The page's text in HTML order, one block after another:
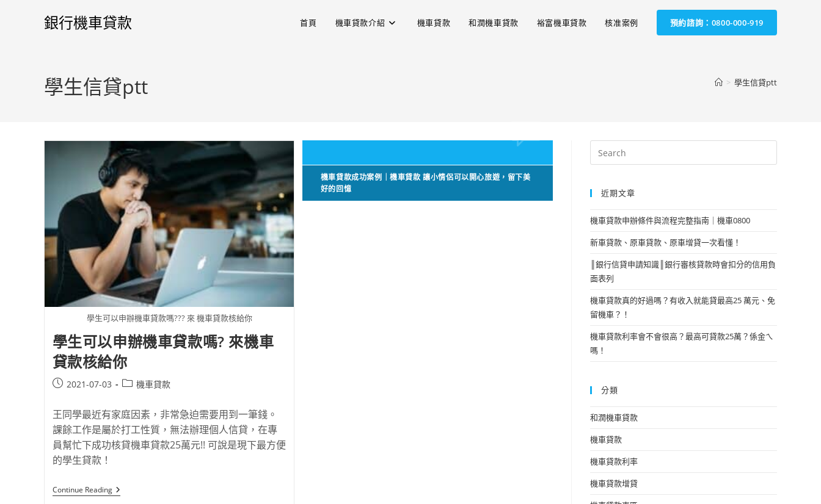
銀行機車貸款 首頁 機車貸款介紹 機車貸款 和潤機車貸款 裕富機車貸款 核准案例 預約諮詢：0800-000-919
學生信貸ptt > 學生信貸ptt
學生可以申辦機車貸款嗎??? 來 機車貸款核給你
學生可以申辦機車貸款嗎? 來機車
貸款核給你
2021-07-03 機車貸款
王同學最近有家庭因素，非常急迫需要用到一筆錢。
課餘工作是屬於打工性質，無法辦理個人信貸，在專
員幫忙下成功核貸機車貸款25萬元!! 可說是現下最方便
的學生貸款！
Continue Reading
機車貸款成功案例｜機車貸款 讓小情侶可以開心旅遊，留下美
好的回憶
近期文章
機車貸款申辦條件與流程完整指南｜機車0800
新車貸款、原車貸款、原車增貸一次看懂！
║銀行信貸申請知識║銀行審核貸款時會扣分的信用負
面表列
機車貸款真的好過嗎？有收入就能貸最高25 萬元、免
留機車？！
機車貸款利率會不會很高？最高可貸款25萬？係金ㄟ
嗎！
分類
和潤機車貸款
機車貸款
機車貸款利率
機車貸款增貸